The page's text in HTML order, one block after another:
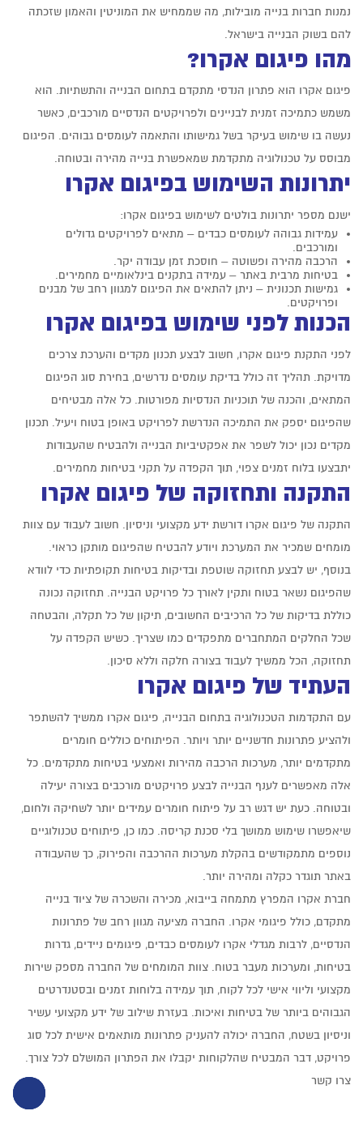
נמנות חברות בנייה מובילות, מה שממחיש את המוניטין והאמון שזכתה
להם בשוק הבנייה בישראל.
מהו פיגום אקרו?
פיגום אקרו הוא פתרון הנדסי מתקדם בתחום הבנייה והתשתיות. הוא
משמש כתמיכה זמנית לבניינים ולפרויקטים הנדסיים מורכבים, כאשר
נעשה בו שימוש בעיקר בשל גמישותו והתאמה לעומסים גבוהים. הפיגום
מבוסס על טכנולוגיה מתקדמת שמאפשרת בנייה מהירה ובטוחה.
יתרונות השימוש בפיגום אקרו
ישנם מספר יתרונות בולטים לשימוש בפיגום אקרו:
עמידות גבוהה לעומסים כבדים – מתאים לפרויקטים גדולים
ומורכבים.
הרכבה מהירה ופשוטה – חוסכת זמן עבודה יקר.
בטיחות מרבית באתר – עמידה בתקנים בינלאומיים מחמירים.
גמישות תכנונית – ניתן להתאים את הפיגום למגוון רחב של מבנים
ופרויקטים.
הכנות לפני שימוש בפיגום אקרו
לפני התקנת פיגום אקרו, חשוב לבצע תכנון מקדים והערכת צרכים
מדויקת. תהליך זה כולל בדיקת עומסים נדרשים, בחירת סוג הפיגום
המתאים, והכנה של תוכניות הנדסיות מפורטות. כל אלה מבטיחים
שהפיגום יספק את התמיכה הנדרשת לפרויקט באופן בטוח ויעיל. תכנון
מקדים נכון יכול לשפר את אפקטיביות הבנייה ולהבטיח שהעבודות
יתבצעו בלוח זמנים צפוי, תוך הקפדה על תקני בטיחות מחמירים.
התקנה ותחזוקה של פיגום אקרו
התקנה של פיגום אקרו דורשת ידע מקצועי וניסיון. חשוב לעבוד עם צוות
מומחים שמכיר את המערכת ויודע להבטיח שהפיגום מותקן כראוי.
בנוסף, יש לבצע תחזוקה שוטפת ובדיקות בטיחות תקופתיות כדי לוודא
שהפיגום נשאר בטוח ותקין לאורך כל פרויקט הבנייה. תחזוקה נכונה
כוללת בדיקות של כל הרכיבים החשובים, תיקון של כל תקלה, והבטחה
שכל החלקים המתחברים מתפקדים כמו שצריך. כשיש הקפדה על
תחזוקה, הכל ממשיך לעבוד בצורה חלקה וללא סיכון.
העתיד של פיגום אקרו
עם התקדמות הטכנולוגיה בתחום הבנייה, פיגום אקרו ממשיך להשתפר
ולהציע פתרונות חדשניים יותר ויותר. הפיתוחים כוללים חומרים
מתקדמים יותר, מערכות הרכבה מהירות ואמצעי בטיחות מתקדמים. כל
אלה מאפשרים לענף הבנייה לבצע פרויקטים מורכבים בצורה יעילה
ובטוחה. כעת יש דגש רב על פיתוח חומרים עמידים יותר לשחיקה ולחום,
שיאפשרו שימוש ממושך בלי סכנת קריסה. כמו כן, פיתוחים טכנולוגיים
נוספים מתמקודשים בהקלת מערכות ההרכבה והפירוק, כך שהעבודה
באתר תוגדר כקלה ומהירה יותר.
חברת אקרו המפרץ מתמחה בייבוא, מכירה והשכרה של ציוד בנייה
מתקדם, כולל פיגומי אקרו. החברה מציעה מגוון רחב של פתרונות
הנדסיים, לרבות מגדלי אקרו לעומסים כבדים, פיגומים ניידים, גדרות
בטיחות, ומערכות מעבר בטוח. צוות המומחים של החברה מספק שירות
מקצועי וליווי אישי לכל לקוח, תוך עמידה בלוחות זמנים ובסטנדרטים
הגבוהים ביותר של בטיחות ואיכות. בעזרת שילוב של ידע מקצועי עשיר
וניסיון בשטח, החברה יכולה להעניק פתרונות מותאמים אישית לכל סוג
פרויקט, דבר המבטיח שהלקוחות יקבלו את הפתרון המושלם לכל צורך.
צרו קשר